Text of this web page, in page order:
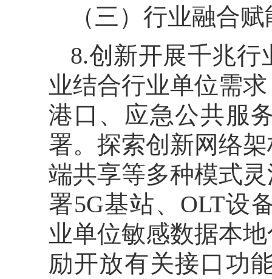
（三）行业融合
8.创新开展千兆
业结合行业单位需
港口、应急公共服
署。探索创新网络
端共享等多种模式
署5G基站、OLT设
业单位敏感数据本
励开放有关接口功